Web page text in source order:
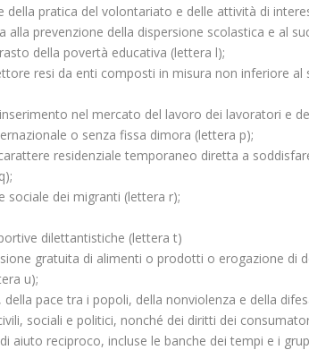
pratica del volontariato e delle attività di
prevenzione della dispersione scolastica e al
della povertà educativa (lettera l);
resi da enti composti in misura non inferiore
nel mercato del lavoro dei lavoratori e
o senza fissa dimora (lettera p);
residenziale temporaneo diretta a
sociale dei migranti (lettera r);
dilettantistiche (lettera t)
gratuita di alimenti o prodotti o erogazione di
u);
pace tra i popoli, della nonviolenza e della
sociali e politici, nonché dei diritti dei
aiuto reciproco, incluse le banche dei tempi e i